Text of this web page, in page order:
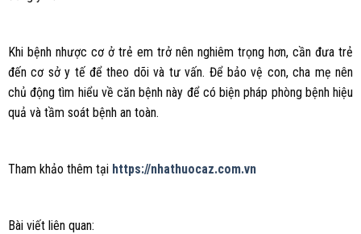
Khi bệnh nhược cơ ở trẻ em trở nên nghiêm trọng hơn, cần đưa trẻ
đến cơ sở y tế để theo dõi và tư vấn. Để bảo vệ con, cha mẹ nên
chủ động tìm hiểu về căn bệnh này để có biện pháp phòng bệnh hiệu
quả và tầm soát bệnh an toàn.
Tham khảo thêm tại https://nhathuocaz.com.vn
Bài viết liên quan: